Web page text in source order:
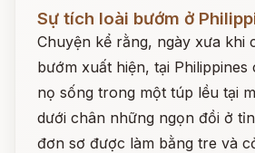
Sự tích loài bướm ở
Chuyện kể rằng, ngày xưa khi
bướm xuất hiện, tại
nọ sống trong một túp lều tại
dưới chân những ngọn đồi ở
đơn sơ được làm bằng tre và